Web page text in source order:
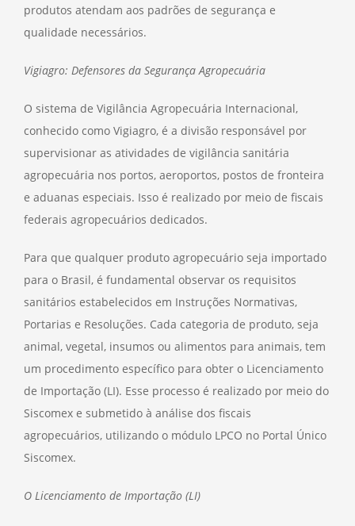
produtos atendam aos padrões de segurança e
qualidade necessários.
Vigiagro: Defensores da Segurança Agropecuária
O sistema de Vigilância Agropecuária Internacional,
conhecido como Vigiagro, é a divisão responsável por
supervisionar as atividades de vigilância sanitária
agropecuária nos portos, aeroportos, postos de fronteira
e aduanas especiais. Isso é realizado por meio de fiscais
federais agropecuários dedicados.
Para que qualquer produto agropecuário seja importado
para o Brasil, é fundamental observar os requisitos
sanitários estabelecidos em Instruções Normativas,
Portarias e Resoluções. Cada categoria de produto, seja
animal, vegetal, insumos ou alimentos para animais, tem
um procedimento específico para obter o Licenciamento
de Importação (LI). Esse processo é realizado por meio do
Siscomex e submetido à análise dos fiscais
agropecuários, utilizando o módulo LPCO no Portal Único
Siscomex.
O Licenciamento de Importação (LI)